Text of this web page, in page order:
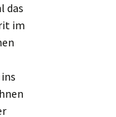
das
im